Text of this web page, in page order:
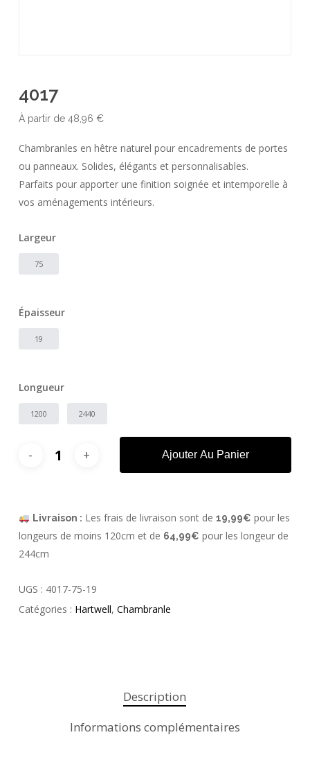
4017
À partir de 48,96 €
Chambranles en hêtre naturel pour encadrements de portes
ou panneaux. Solides, élégants et personnalisables.
Parfaits pour apporter une finition soignée et intemporelle à
vos aménagements intérieurs.
Largeur
75
Épaisseur
19
Longueur
1200 2440
Ajouter Au Panier
Livraison : Les frais de livraison sont de 19,99€ pour les
longeurs de moins 120cm et de 64,99€ pour les longeur de
244cm
UGS : 4017-75-19
Catégories : Hartwell, Chambranle
Description
Informations complémentaires